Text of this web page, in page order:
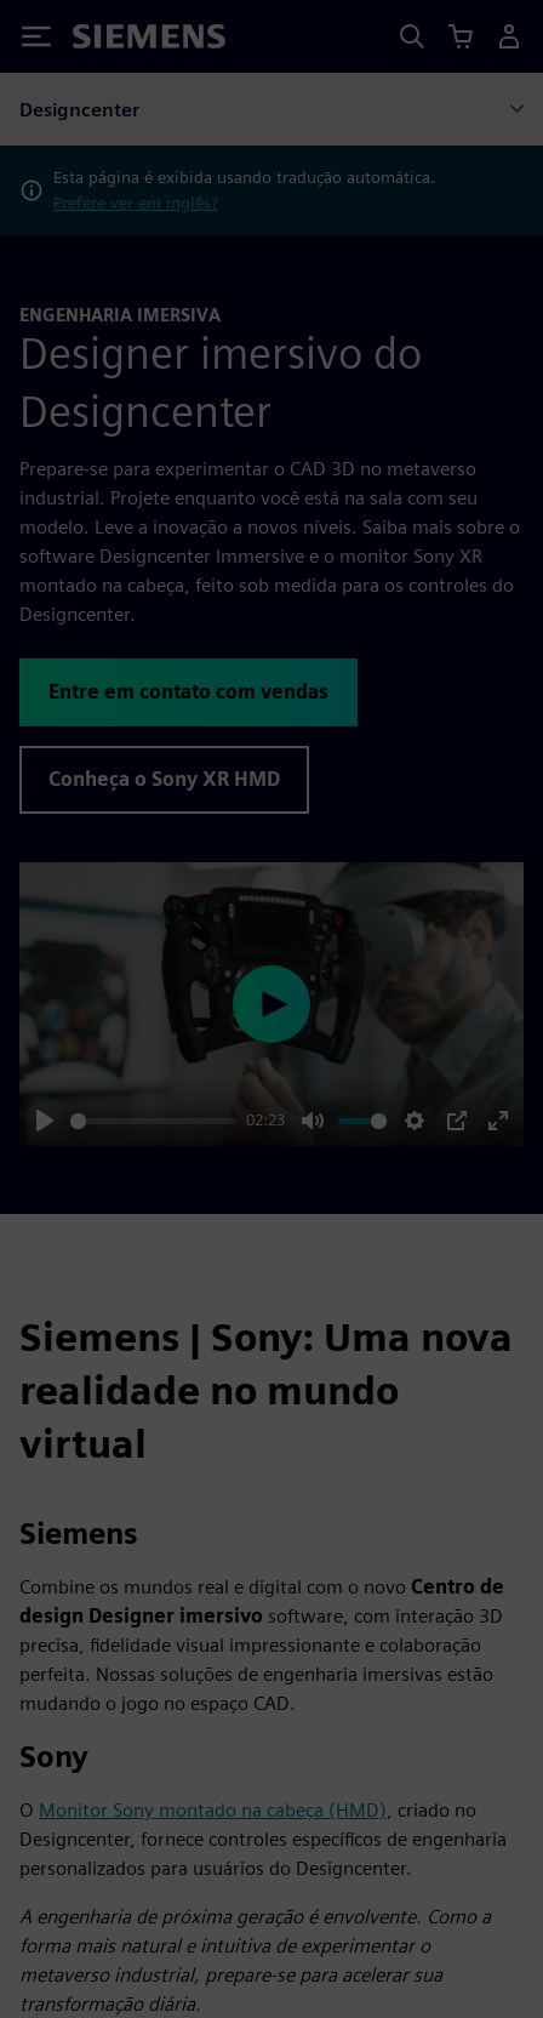
Siemens
Designcenter
Esta página é exibida usando tradução automática.
Prefere ver em inglês?
ENGENHARIA IMERSIVA
Designer imersivo do
Designcenter
Prepare-se para experimentar o CAD 3D no metaverso
industrial. Projete enquanto você está na sala com seu
modelo. Leve a inovação a novos níveis. Saiba mais sobre o
software Designcenter Immersive e o monitor Sony XR
montado na cabeça, feito sob medida para os controles do
Designcenter.
Entre em contato com vendas
Conheça o Sony XR HMD
02:23
Play
Siemens | Sony: Uma nova
realidade no mundo
virtual
Siemens
Combine os mundos real e digital com o novo Centro de
design Designer imersivo software, com interação 3D
precisa, fidelidade visual impressionante e colaboração
perfeita. Nossas soluções de engenharia imersivas estão
mudando o jogo no espaço CAD.
Sony
O Monitor Sony montado na cabeça (HMD), criado no
Designcenter, fornece controles específicos de engenharia
personalizados para usuários do Designcenter.
A engenharia de próxima geração é envolvente. Como a
forma mais natural e intuitiva de experimentar o
metaverso industrial, prepare-se para acelerar sua
transformação diária.